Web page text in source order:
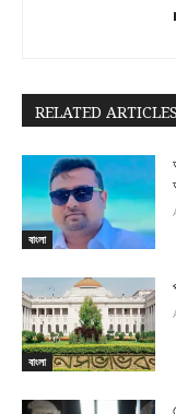
RELATED ARTICLES
বাংলা
বাংলা